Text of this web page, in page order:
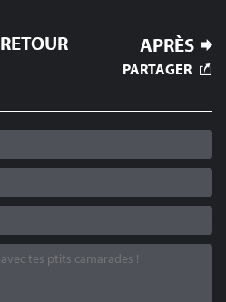
APRÈS
RETOUR
PARTAGER